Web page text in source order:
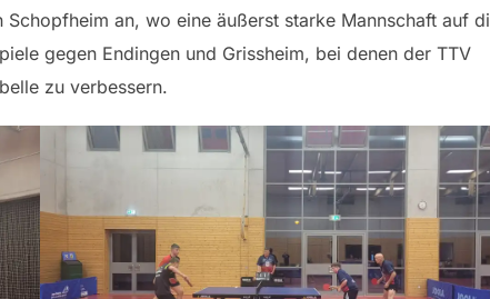
an, wo eine äußerst starke Mannschaft auf
gegen Endingen und Grissheim, bei denen der TTV
zu verbessern.